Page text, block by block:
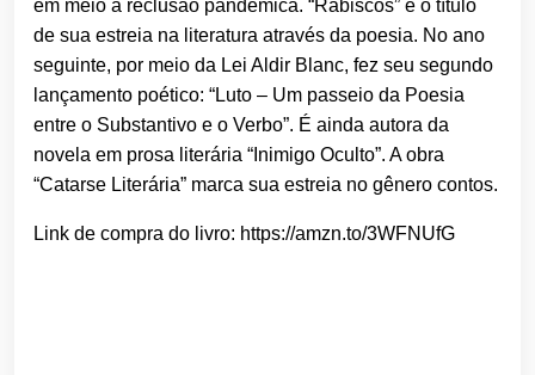
em meio à reclusão pandêmica. “Rabiscos” é o título
de sua estreia na literatura através da poesia. No ano
seguinte, por meio da Lei Aldir Blanc, fez seu segundo
lançamento poético: “Luto – Um passeio da Poesia
entre o Substantivo e o Verbo”. É ainda autora da
novela em prosa literária “Inimigo Oculto”. A obra
“Catarse Literária” marca sua estreia no gênero contos.
Link de compra do livro: https://amzn.to/3WFNUfG